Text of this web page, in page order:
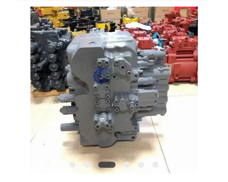
DEMANDE
DE
SOUMISSION